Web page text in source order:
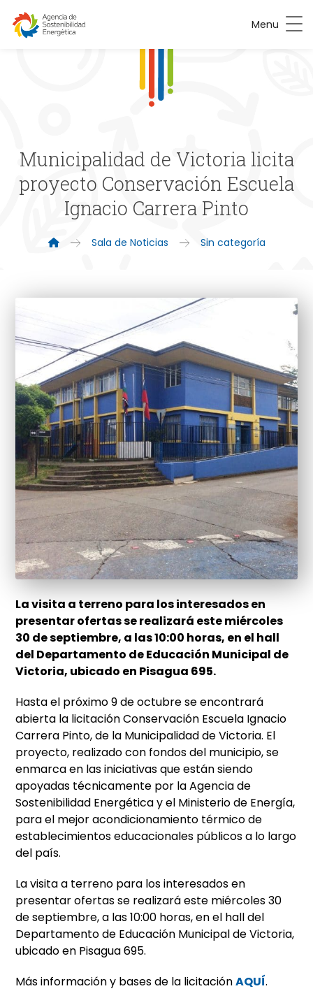
Menu
Municipalidad de Victoria licita
proyecto Conservación Escuela
Ignacio Carrera Pinto
Sala de Noticias Sin categoría
La visita a terreno para los interesados en
presentar ofertas se realizará este miércoles
30 de septiembre, a las 10:00 horas, en el hall
del Departamento de Educación Municipal de
Victoria, ubicado en Pisagua 695.
Hasta el próximo 9 de octubre se encontrará
abierta la licitación Conservación Escuela Ignacio
Carrera Pinto, de la Municipalidad de Victoria. El
proyecto, realizado con fondos del municipio, se
enmarca en las iniciativas que están siendo
apoyadas técnicamente por la Agencia de
Sostenibilidad Energética y el Ministerio de Energía,
para el mejor acondicionamiento térmico de
establecimientos educacionales públicos a lo largo
del país.
La visita a terreno para los interesados en
presentar ofertas se realizará este miércoles 30
de septiembre, a las 10:00 horas, en el hall del
Departamento de Educación Municipal de Victoria,
ubicado en Pisagua 695.
Más información y bases de la licitaciónAQUÍ.